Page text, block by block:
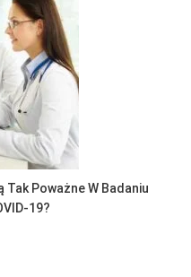
Poważne W Badaniu
19?